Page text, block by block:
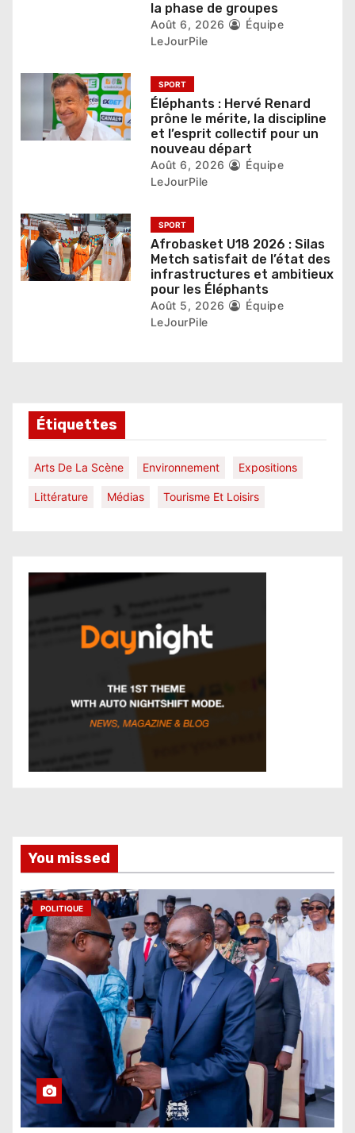
c
e
la phase de groupes
Août 6, 2026
Équipe
LeJourPile
SPORT
Éléphants : Hervé Renard
prône le mérite, la discipline
et l’esprit collectif pour un
nouveau départ
Août 6, 2026
Équipe
LeJourPile
SPORT
Afrobasket U18 2026 : Silas
Metch satisfait de l’état des
infrastructures et ambitieux
pour les Éléphants
Août 5, 2026
Équipe
LeJourPile
Étiquettes
Arts De La Scène Environnement Expositions
Littérature Médias Tourisme Et Loisirs
You missed
POLITIQUE